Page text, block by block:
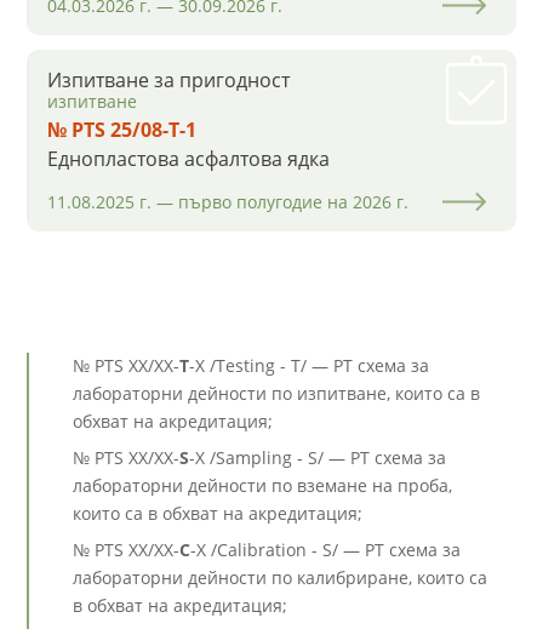
04.03.2026 г. — 30.09.2026 г.
Изпитване за пригодност
изпитване
№ PTS 25/08-Т-1
Еднопластова асфалтова ядка
11.08.2025 г. — първo полугодие на 2026 г.
№ PTS XX/XX-Т-X /Testing - T/ — РТ схема за
лабораторни дейности по изпитване, които са в
обхват на акредитация;
№ PTS XX/XX-S-X /Sampling - S/ — РТ схема за
лабораторни дейности по вземане на проба,
които са в обхват на акредитация;
№ PTS XX/XX-C-X /Calibration - S/ — РТ схема за
лабораторни дейности по калибриране, които са
в обхват на акредитация;